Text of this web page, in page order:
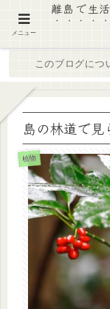
このブログにつ
島の林道で見
植物
メニュー
離島で生